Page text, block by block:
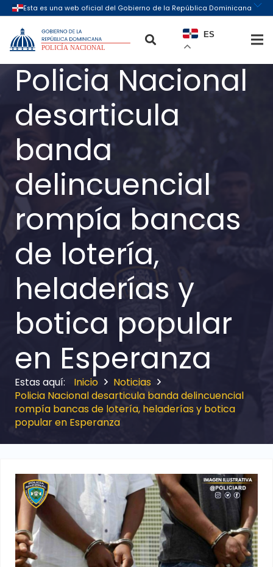
ES
Policia Nacional
desarticula
banda
delincuencial
rompía bancas
de lotería,
heladerías y
botica popular
en Esperanza
Inicio
Noticias
Policia Nacional desarticula banda delincuencial
rompía bancas de lotería, heladerías y botica
popular en Esperanza